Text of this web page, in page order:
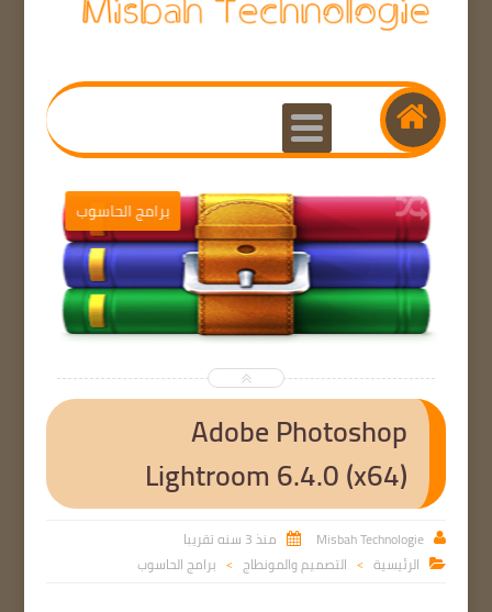
برامج الحاسوب
Adobe Photoshop
Lightroom 6.4.0 (x64)

Misbah Technologie
 منذ 3 سنه تقريبا
 الرئيسية > التصميم والمونطاج > برامج الحاسوب